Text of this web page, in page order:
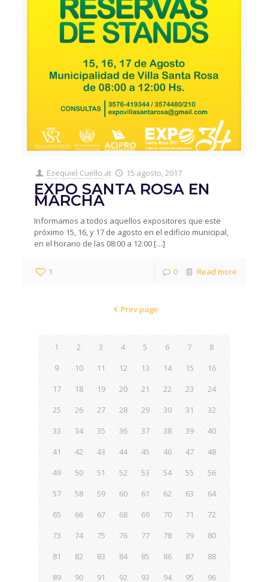
Ezequiel Cuello at 15 agosto, 2017
EXPO SANTA ROSA EN
MARCHA
Informamos a todos aquellos expositores que este
próximo 15, 16, y 17 de agosto en el edificio municipal,
en el horario de las 08:00 a 12:00 […]
1 0 Read more
Prev page
1 2 3 4 5 6 7
8
9
10 11 12 13 14 15
16
17
18 19 20 21 22 23
24
25
26 27 28 29 30 31
32
33
34 35 36 37 38 39
40
41
42 43 44 45 46 47
48
49
50 51 52 53 54 55
56
57
58 59 60 61 62 63
64
65
66 67 68 69 70 71
72
73
74 75 76 77 78 79
80
81
82 83 84 85 86 87
88
89
90 91 92 93 94 95
96